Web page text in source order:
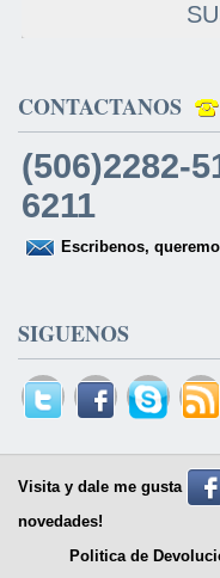
CONTACTANOS
(506)2282-
6211
Escribenos,
SIGUENOS
Visita y dale me gusta
novedades!
Politica de